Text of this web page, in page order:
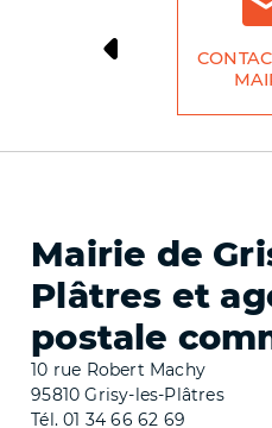
Mairie de
Plâtres et
postale
10 rue Robert Machy
95810 Grisy-les-Plâtres
Tél. 01 34 66 62 69